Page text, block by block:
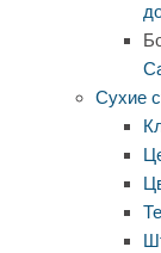
Сухие